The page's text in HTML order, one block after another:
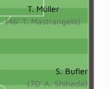
T. Müller
(46' T. Mastrangelo)
S. Bufler
(70' A. Shihada)